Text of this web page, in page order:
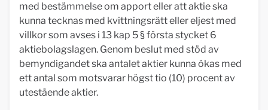
med bestämmelse om apport eller att aktie ska
kunna tecknas med kvittningsrätt eller eljest med
villkor som avses i 13 kap 5 § första stycket 6
aktiebolagslagen. Genom beslut med stöd av
bemyndigandet ska antalet aktier kunna ökas med
ett antal som motsvarar högst tio (10) procent av
utestående aktier.